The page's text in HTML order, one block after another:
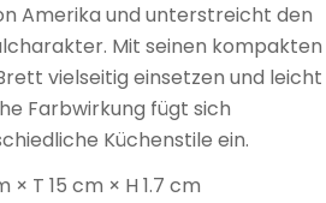
Amerika und unterstreicht den
Mit seinen kompakten
vielseitig einsetzen und leicht
Farbwirkung fügt sich
Küchenstile ein.
T 15 cm × H 1.7 cm